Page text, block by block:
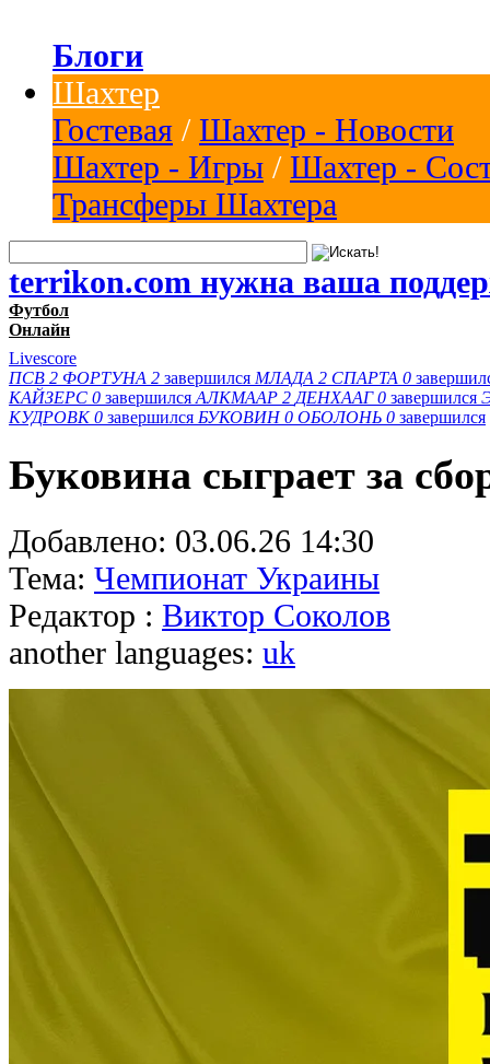
Блоги
Шахтер
Гостевая / Шахтер - Новости
Шахтер - Игры / Шахтер -
Трансферы Шахтера
terrikon.com нужна ваша
Футбол
Онлайн
Livescore
ПСВ 2 ФОРТУНА 2 завершился МЛАДА 2 СПАРТА 0
КАЙЗЕРС 0 завершился АЛКМААР 2 ДЕНХААГ 0 завершился
КУДРОВК 0 завершился БУКОВИН 0 ОБОЛОНЬ 0 завершился
Буковина сыграет за
Добавлено: 03.06.26 14:30
Тема: Чемпионат Украины
Редактор : Виктор Соколов
another languages: uk